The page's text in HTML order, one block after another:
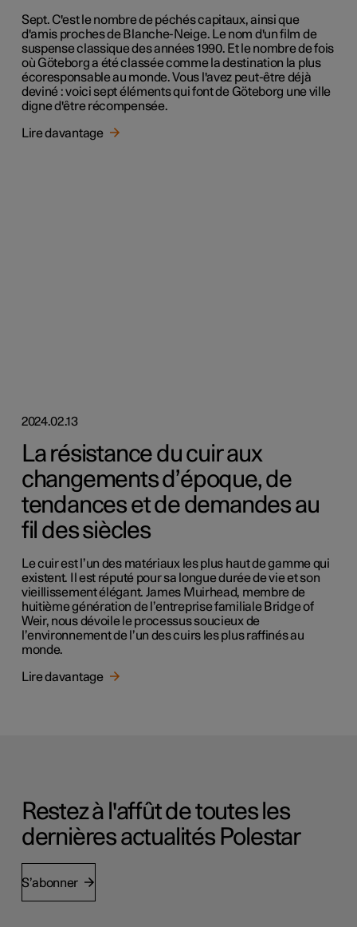
Sept. C'est le nombre de péchés capitaux, ainsi que
d'amis proches de Blanche-Neige. Le nom d'un film de
suspense classique des années 1990. Et le nombre de fois
où Göteborg a été classée comme la destination la plus
écoresponsable au monde. Vous l'avez peut-être déjà
deviné : voici sept éléments qui font de Göteborg une ville
digne d'être récompensée.
Lire davantage
2024.02.13
La résistance du cuir aux
changements d’époque, de
tendances et de demandes au
fil des siècles
Le cuir est l’un des matériaux les plus haut de gamme qui
existent. Il est réputé pour sa longue durée de vie et son
vieillissement élégant. James Muirhead, membre de
huitième génération de l’entreprise familiale Bridge of
Weir, nous dévoile le processus soucieux de
l’environnement de l’un des cuirs les plus raffinés au
monde.
Lire davantage
Restez à l'affût de toutes les
dernières actualités Polestar
S’abonner